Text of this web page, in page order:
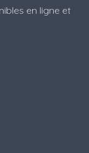
en ligne et